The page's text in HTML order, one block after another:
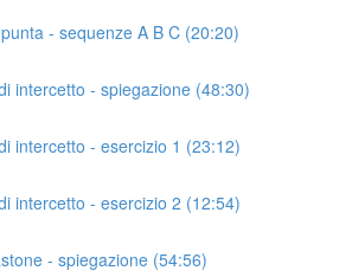
- sequenze A B C (20:20)
intercetto - spiegazione (48:30)
intercetto - esercizio 1 (23:12)
intercetto - esercizio 2 (12:54)
- spiegazione (54:56)